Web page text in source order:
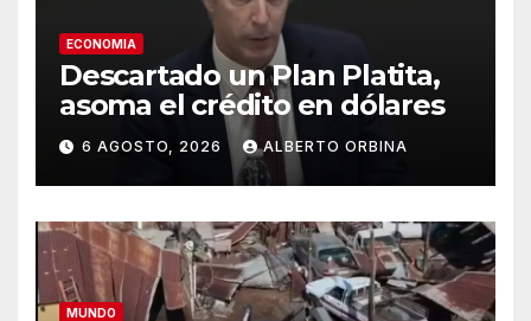
ECONOMIA
Descartado un Plan Platita,
asoma el crédito en dólares
6 AGOSTO, 2026 ALBERTO ORBINA
MUNDO